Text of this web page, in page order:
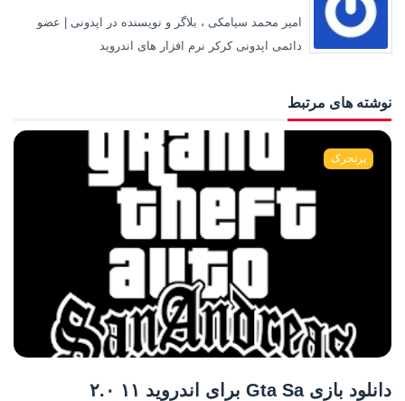
امیر محمد سیامکی ، بلاگر و نویسنده در اپدونی | عضو
دائمی اپدونی کرکر نرم افزار های اندروید
نوشته های مرتبط
پرتحرک
دانلود بازی Gta Sa برای اندروید ۱۱ ۲.۰